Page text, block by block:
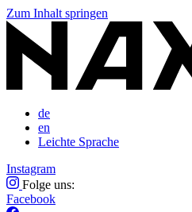
Zum Inhalt springen
de
en
Leichte Sprache
Instagram
Folge uns:
Facebook